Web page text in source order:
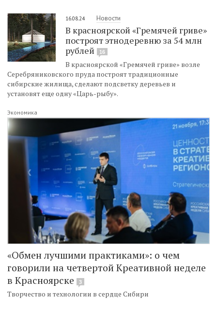
16.08.24 Новости
В красноярской «Гремячей гриве»
построят этнодеревню за 54 млн
рублей
16
В красноярской «Гремячей гриве» возле
Серебряниковского пруда построят традиционные
сибирские жилища, сделают подсветку деревьев и
установят еще одну «Царь-рыбу».
Экономика
«Обмен лучшими практиками»: о чем
говорили на четвертой Креативной неделе
в Красноярске
3
Творчество и технологии в сердце Сибири